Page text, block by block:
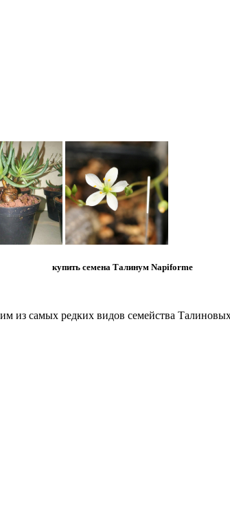
купить семена Талинум Napiforme
из самых редких видов семейства